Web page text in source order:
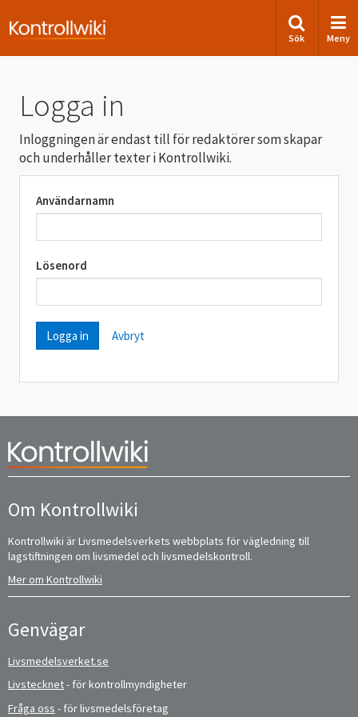
Sök Meny
Logga in
Inloggningen är endast till för redaktörer som skapar
och underhåller texter i Kontrollwiki.
Användarnamn
Lösenord
Avbryt
Om Kontrollwiki
Kontrollwiki är Livsmedelsverkets webbplats för vägledning till
lagstiftningen om livsmedel och livsmedelskontroll.
Mer om Kontrollwiki
Genvägar
Livsmedelsverket.se
Livstecknet- för kontrollmyndigheter
Fråga oss - för livsmedelsföretag